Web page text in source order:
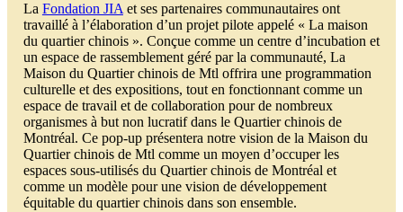
La Fondation JIA et ses partenaires communautaires ont
travaillé à l’élaboration d’un projet pilote appelé « La maison
du quartier chinois ». Conçue comme un centre d’incubation et
un espace de rassemblement géré par la communauté, La
Maison du Quartier chinois de Mtl offrira une programmation
culturelle et des expositions, tout en fonctionnant comme un
espace de travail et de collaboration pour de nombreux
organismes à but non lucratif dans le Quartier chinois de
Montréal. Ce pop-up présentera notre vision de la Maison du
Quartier chinois de Mtl comme un moyen d’occuper les
espaces sous-utilisés du Quartier chinois de Montréal et
comme un modèle pour une vision de développement
équitable du quartier chinois dans son ensemble.